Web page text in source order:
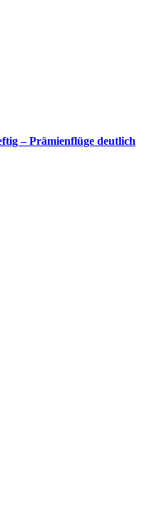
– Prämienflüge deutlich